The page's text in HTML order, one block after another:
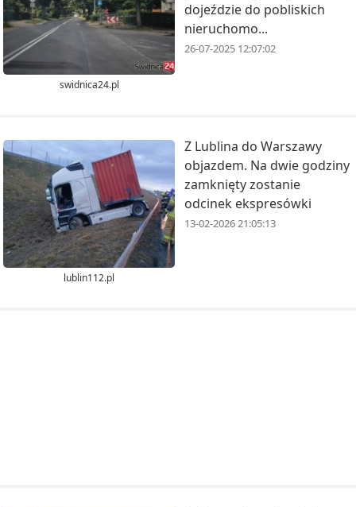
swidnica24.pl
dojeździe do pobliskich
nieruchomo...
26-07-2025 12:07:02
lublin112.pl
Z Lublina do Warszawy
objazdem. Na dwie godziny
zamknięty zostanie
odcinek ekspresówki
13-02-2026 21:05:13